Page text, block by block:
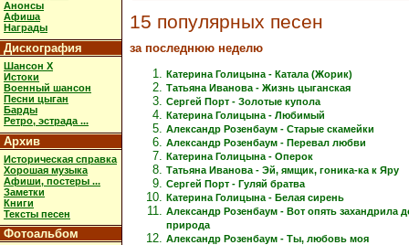
Анонсы
Афиша
Награды
Дискография
Шансон X
Истоки
Военный шансон
Песни цыган
Барды
Ретро, эстрада ...
Архив
Историческая справка
Хорошая музыка
Афиши, постеры ...
Заметки
Книги
Тексты песен
Фотоальбом
15 популярных песен
за последнюю неделю
Катерина Голицына - Катала (Жорик)
Татьяна Иванова - Жизнь цыганская
Сергей Порт - Золотые купола
Катерина Голицына - Любимый
Александр Розенбаум - Старые скамейки
Александр Розенбаум - Перевал любви
Катерина Голицына - Оперок
Татьяна Иванова - Эй, ямщик, гоника-ка к Яру
Сергей Порт - Гуляй братва
Катерина Голицына - Белая сирень
Александр Розенбаум - Вот опять захандрила
природа
Александр Розенбаум - Ты, любовь моя